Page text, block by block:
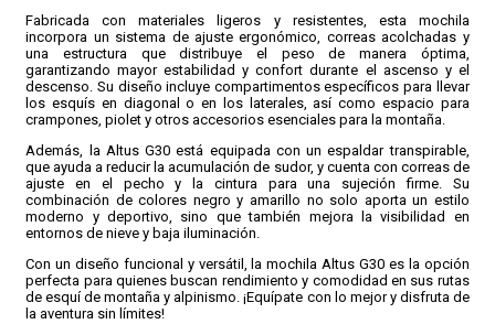
Fabricada con materiales ligeros y resistentes, esta mochila
incorpora un sistema de ajuste ergonómico, correas acolchadas y
una estructura que distribuye el peso de manera óptima,
garantizando mayor estabilidad y confort durante el ascenso y el
descenso. Su diseño incluye compartimentos específicos para llevar
los esquís en diagonal o en los laterales, así como espacio para
crampones, piolet y otros accesorios esenciales para la montaña.
Además, la Altus G30 está equipada con un espaldar transpirable,
que ayuda a reducir la acumulación de sudor, y cuenta con correas de
ajuste en el pecho y la cintura para una sujeción firme. Su
combinación de colores negro y amarillo no solo aporta un estilo
moderno y deportivo, sino que también mejora la visibilidad en
entornos de nieve y baja iluminación.
Con un diseño funcional y versátil, la mochila Altus G30 es la opción
perfecta para quienes buscan rendimiento y comodidad en sus rutas
de esquí de montaña y alpinismo. ¡Equípate con lo mejor y disfruta de
la aventura sin límites!